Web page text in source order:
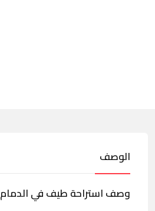
الوصف
وصف استراحة طيف في الدمام